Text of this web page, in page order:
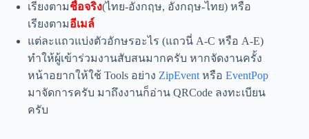
เรียงตามชื่อจริง(ไทย-อังกฤษ, อังกฤษ-ไทย) หรือ
เรียงตามอีเมล์
แต่ละแถวแบ่งตัวอักษรอะไร (แถวนี่ A-C หรือ A-E)
ทำให้ผู้เข้าร่วมงานสับสนมากครับ หากจัดงานครั้ง
หน้าอยากให้ใช้ Tools อย่าง ZipEvent หรือ EventPop
มาจัดการครับ มาถึงงานก็อ่าน QRCode ลงทะเบียน
ครับ